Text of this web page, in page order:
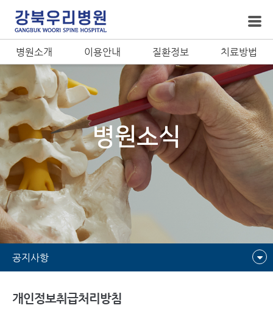
병원소개 이용안내 질환정보 치료방법
병원소식
공지사항
개인정보취급처리방침